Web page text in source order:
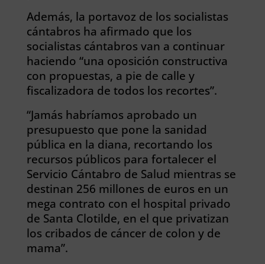
Además, la portavoz de los socialistas
cántabros ha afirmado que los
socialistas cántabros van a continuar
haciendo “una oposición constructiva
con propuestas, a pie de calle y
fiscalizadora de todos los recortes”.
“Jamás habríamos aprobado un
presupuesto que pone la sanidad
pública en la diana, recortando los
recursos públicos para fortalecer el
Servicio Cántabro de Salud mientras se
destinan 256 millones de euros en un
mega contrato con el hospital privado
de Santa Clotilde, en el que privatizan
los cribados de cáncer de colon y de
mama”.